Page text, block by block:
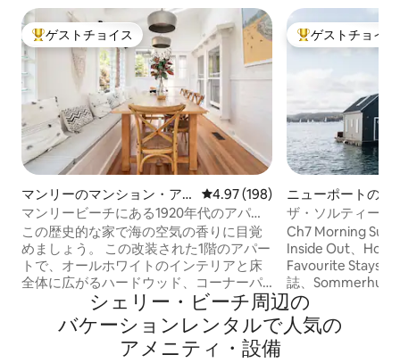
大好評のゲストチョイスです。
ゲストチョイス
マンリーのマンション・ア
パート
レビュー198件、5つ星中4.97つ
4.97 (198)
マンリービーチにある1920年代のアパー
トメント、庭付き、全面改装済み。
この歴史的な家で海の空気の香りに目覚
めましょう。 この改装された1階のアパー
トで、オールホワイトのインテリアと床
全体に広がるハードウッド、コーナーパ
ティオ、オリジナルの鉛ガラスのステン
ドグラスの窓がある、平和な隠れ家を発
見してください。 マンリービーチは、ト
リップアドバイザー2019年度にオースト
大好評のゲスト
ゲストチョイス
ニューポートのハ
ト
ザ・ソルティー・
Ch7 Morning
Inside Out、
Favourite Stays
誌、
パ）でご覧いただい
い空気の匂い、水
たを取り囲む波紋
シェリー・ビーチ⁠周⁠辺⁠の
バ⁠ケ⁠ー⁠シ⁠ョ⁠ン⁠レ⁠ン⁠タ⁠ル⁠で人⁠気⁠の
ア⁠メ⁠ニ⁠テ⁠ィ⁠・⁠設⁠備